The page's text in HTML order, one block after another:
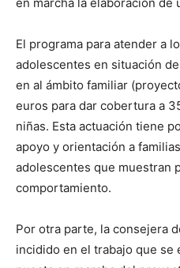
El programa para atender a
adolescentes en situación
en al ámbito familiar
euros para dar cobertura a
niñas. Esta actuación tiene
apoyo y orientación a
adolescentes que muestran
comportamiento.
Por otra parte, la consejera
incidido en el trabajo que se